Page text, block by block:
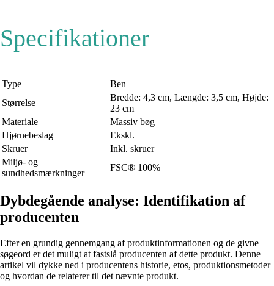
Specifikationer
Type
Ben
Størrelse
Bredde: 4,3 cm, Længde: 3,5 cm, Højde:
23 cm
Materiale
Massiv bøg
Hjørnebeslag
Ekskl.
Skruer
Inkl. skruer
Miljø- og
sundhedsmærkninger
FSC® 100%
Dybdegående analyse: Identifikation af
producenten
Efter en grundig gennemgang af produktinformationen og de givne
søgeord er det muligt at fastslå producenten af dette produkt. Denne
artikel vil dykke ned i producentens historie, etos, produktionsmetoder
og hvordan de relaterer til det nævnte produkt.